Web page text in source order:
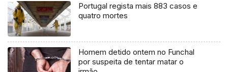
Portugal regista mais 883 casos e
quatro mortes
Homem detido ontem no Funchal
por suspeita de tentar matar o